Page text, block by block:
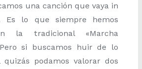
una canción que vaya in
Es lo que siempre hemos
la tradicional «Marcha
si buscamos huir de lo
quizás podamos valorar dos